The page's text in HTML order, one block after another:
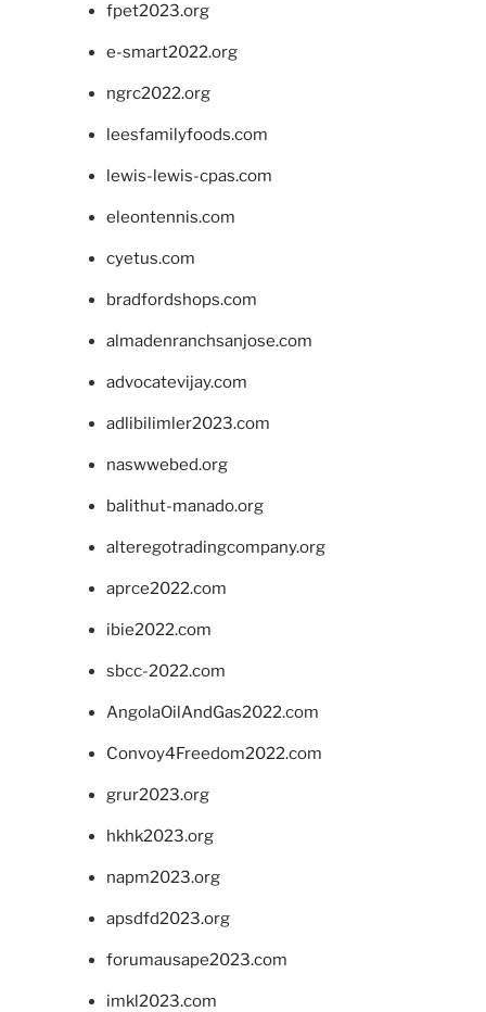
fpet2023.org
e-smart2022.org
ngrc2022.org
leesfamilyfoods.com
lewis-lewis-cpas.com
eleontennis.com
cyetus.com
bradfordshops.com
almadenranchsanjose.com
advocatevijay.com
adlibilimler2023.com
naswwebed.org
balithut-manado.org
alteregotradingcompany.org
aprce2022.com
ibie2022.com
sbcc-2022.com
AngolaOilAndGas2022.com
Convoy4Freedom2022.com
grur2023.org
hkhk2023.org
napm2023.org
apsdfd2023.org
forumausape2023.com
imkl2023.com